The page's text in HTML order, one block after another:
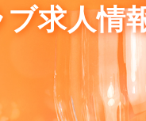
求人情